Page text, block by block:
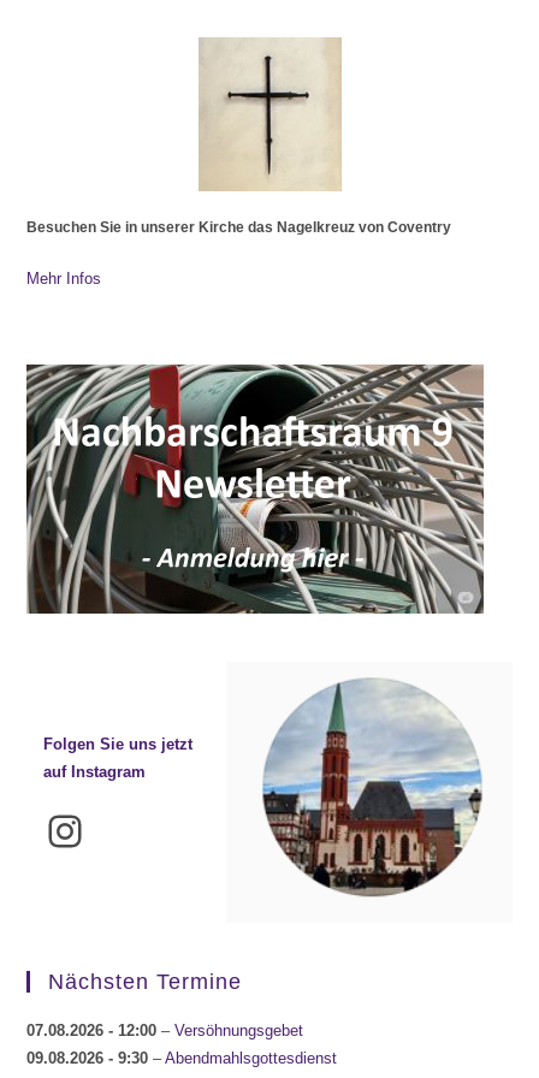
Besuchen Sie in unserer Kirche das Nagelkreuz von Coventry
Mehr Infos
Folgen Sie uns jetzt
auf Instagram
Instagram
Nächsten Termine
07.08.2026 - 12:00 –Versöhnungsgebet
09.08.2026 - 9:30 –Abendmahlsgottesdienst